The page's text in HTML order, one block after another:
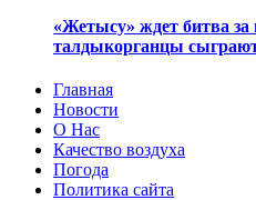
«Жетысу» ждет битва
талдыкорганцы
Главная
Новости
О Нас
Качество воздуха
Погода
Политика сайта